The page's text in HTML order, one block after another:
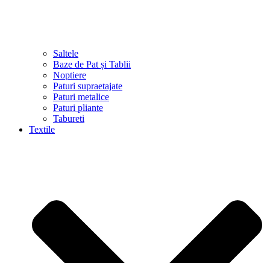
Saltele
Baze de Pat și Tablii
Noptiere
Paturi supraetajate
Paturi metalice
Paturi pliante
Tabureti
Textile